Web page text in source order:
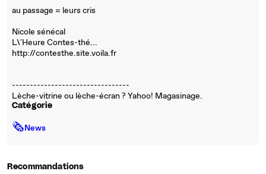
au passage = leurs cris
Nicole sénécal
L\'Heure Contes-thé...
http://contesthe.site.voila.fr
---------------------------------
Lèche-vitrine ou lèche-écran ? Yahoo! Magasinage.
Catégorie
🗞News
Recommandations